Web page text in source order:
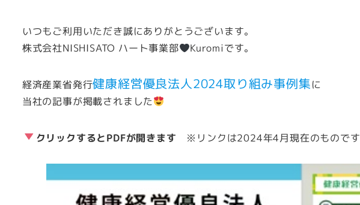
いつもご利用いただき誠にありがとうございます。
株式会社NISHISATO ハート事業部
Kuromiです。
経済産業省発行健康経営優良法人2024取り組み事例集に
当社の記事が掲載されました
クリックするとPDFが開きます ※リンクは2024年4月現在のものです